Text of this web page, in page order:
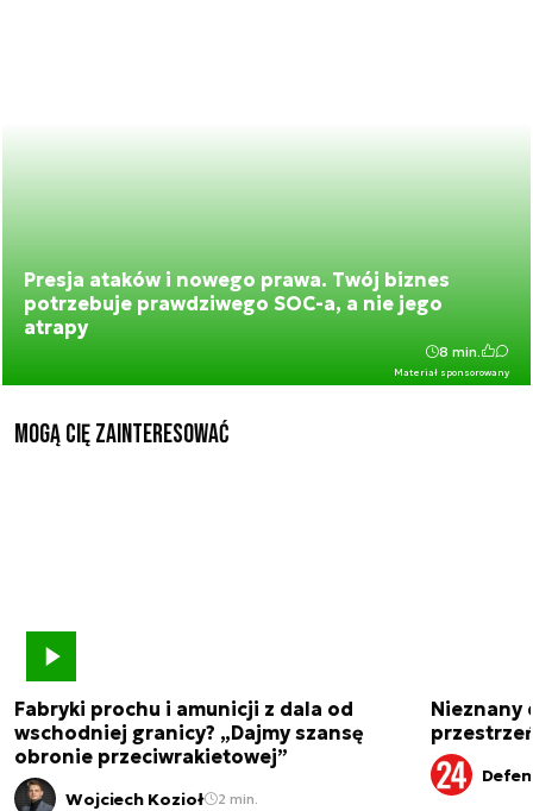
Presja ataków i nowego prawa. Twój biznes
potrzebuje prawdziwego SOC-a, a nie jego
atrapy
Materiał sponsorowany
8 min.
Mogą Cię zainteresować
Fabryki prochu i amunicji z dala od
wschodniej granicy? „Dajmy szansę
obronie przeciwrakietowej”
Wojciech Kozioł 2 min.
Nieznany